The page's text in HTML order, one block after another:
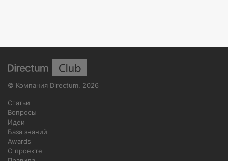
© Компания Directum 2026
Статьи
Вопросы
Идеи
База знаний
Awards
О проекте